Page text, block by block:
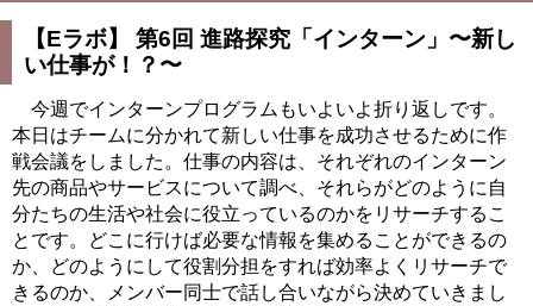
【Eラボ】 第6回 進路探究「インターン」〜新し
い仕事が！？〜
今週でインターンプログラムもいよいよ折り返しです。
本日はチームに分かれて新しい仕事を成功させるために作
戦会議をしました。仕事の内容は、それぞれのインターン
先の商品やサービスについて調べ、それらがどのように自
分たちの生活や社会に役立っているのかをリサーチするこ
とです。どこに行けば必要な情報を集めることができるの
か、どのようにして役割分担をすれば効率よくリサーチで
きるのか、メンバー同士で話し合いながら決めていきまし